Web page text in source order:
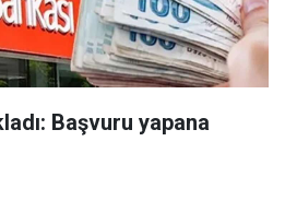
Başvuru yapana